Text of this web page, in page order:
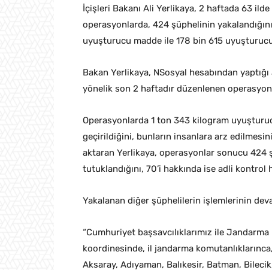
İçişleri Bakanı Ali Yerlikaya, 2 haftada 63
operasyonlarda, 424 şüphelinin
uyuşturucu madde ile 178 bin 615
Bakan Yerlikaya, NSosyal hesabından
yönelik son 2 haftadır düzenlenen
Operasyonlarda 1 ton 343 kilogram
geçirildiğini, bunların insanlara arz
aktaran Yerlikaya, operasyonlar sonucu 424
tutuklandığını, 70’i hakkında ise adli
Yakalanan diğer şüphelilerin işlemlerinin
“Cumhuriyet başsavcılıklarımız ile
koordinesinde, il jandarma
Aksaray, Adıyaman, Balıkesir, Batman,